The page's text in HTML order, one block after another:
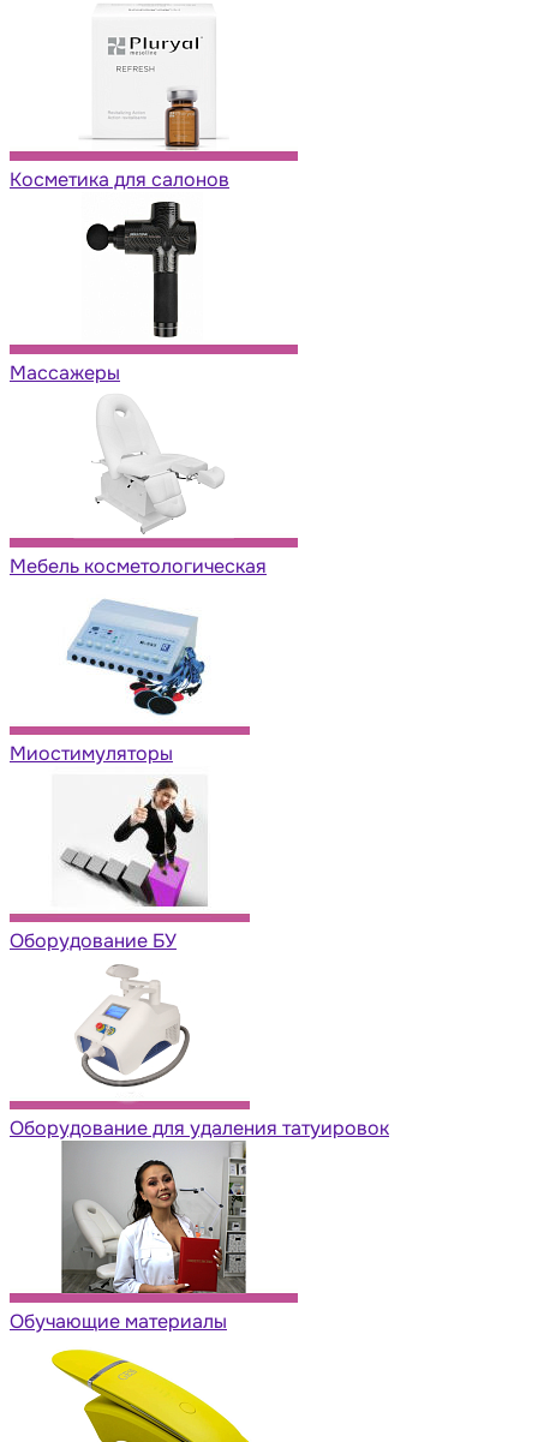
Косметика для салонов
Массажеры
Мебель косметологическая
Миостимуляторы
Оборудование БУ
Оборудование для удаления татуировок
Обучающие материалы